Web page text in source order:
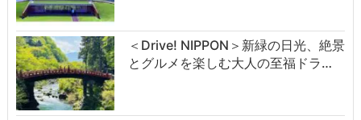
＜Drive! NIPPON＞新緑の日光、絶景
とグルメを楽しむ大人の至福ドラ…